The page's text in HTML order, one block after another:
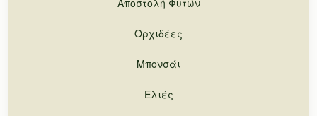
Αποστολή Φυτών
Ορχιδέες
Μπονσάι
Ελιές